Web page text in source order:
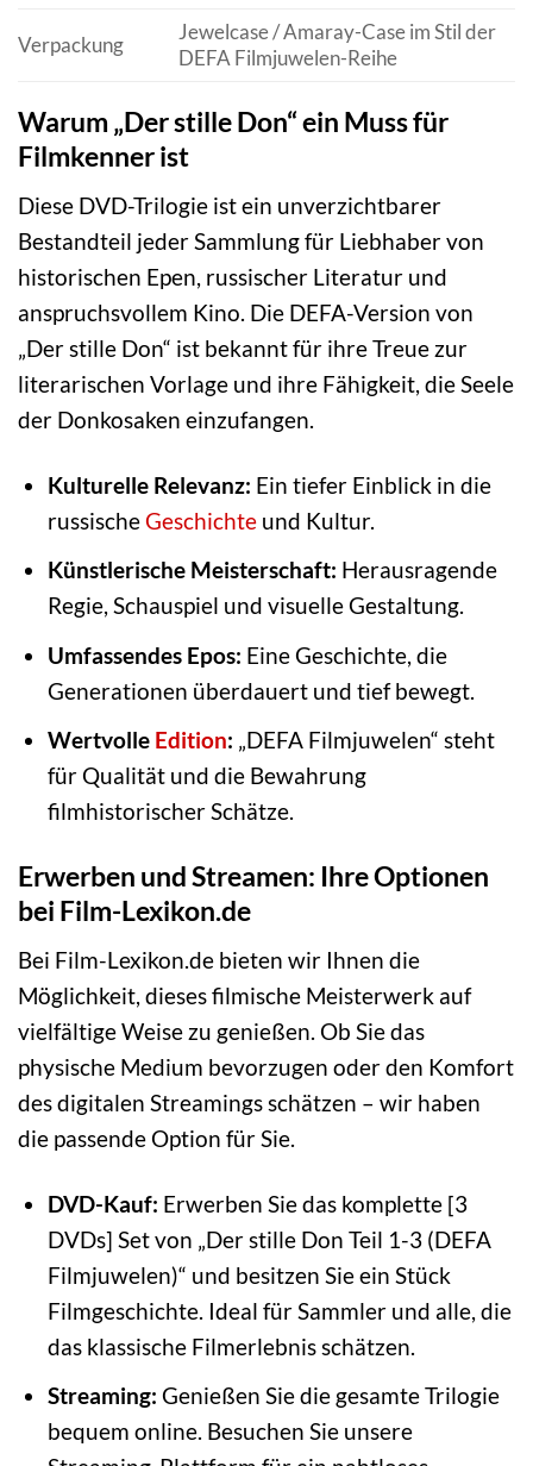
Verpackung
Jewelcase / Amaray-Case im Stil der
DEFA Filmjuwelen-Reihe
Warum „Der stille Don“ ein Muss für
Filmkenner ist
Diese DVD-Trilogie ist ein unverzichtbarer
Bestandteil jeder Sammlung für Liebhaber von
historischen Epen, russischer Literatur und
anspruchsvollem Kino. Die DEFA-Version von
„Der stille Don“ ist bekannt für ihre Treue zur
literarischen Vorlage und ihre Fähigkeit, die Seele
der Donkosaken einzufangen.
Kulturelle Relevanz: Ein tiefer Einblick in die
russischeGeschichteund Kultur.
Künstlerische Meisterschaft: Herausragende
Regie, Schauspiel und visuelle Gestaltung.
Umfassendes Epos: Eine Geschichte, die
Generationen überdauert und tief bewegt.
Wertvolle Edition: „DEFA Filmjuwelen“ steht
für Qualität und die Bewahrung
filmhistorischer Schätze.
Erwerben und Streamen: Ihre Optionen
bei Film-Lexikon.de
Bei Film-Lexikon.de bieten wir Ihnen die
Möglichkeit, dieses filmische Meisterwerk auf
vielfältige Weise zu genießen. Ob Sie das
physische Medium bevorzugen oder den Komfort
des digitalen Streamings schätzen – wir haben
die passende Option für Sie.
DVD-Kauf: Erwerben Sie das komplette [3
DVDs] Set von „Der stille Don Teil 1-3 (DEFA
Filmjuwelen)“ und besitzen Sie ein Stück
Filmgeschichte. Ideal für Sammler und alle, die
das klassische Filmerlebnis schätzen.
Streaming: Genießen Sie die gesamte Trilogie
bequem online. Besuchen Sie unsere